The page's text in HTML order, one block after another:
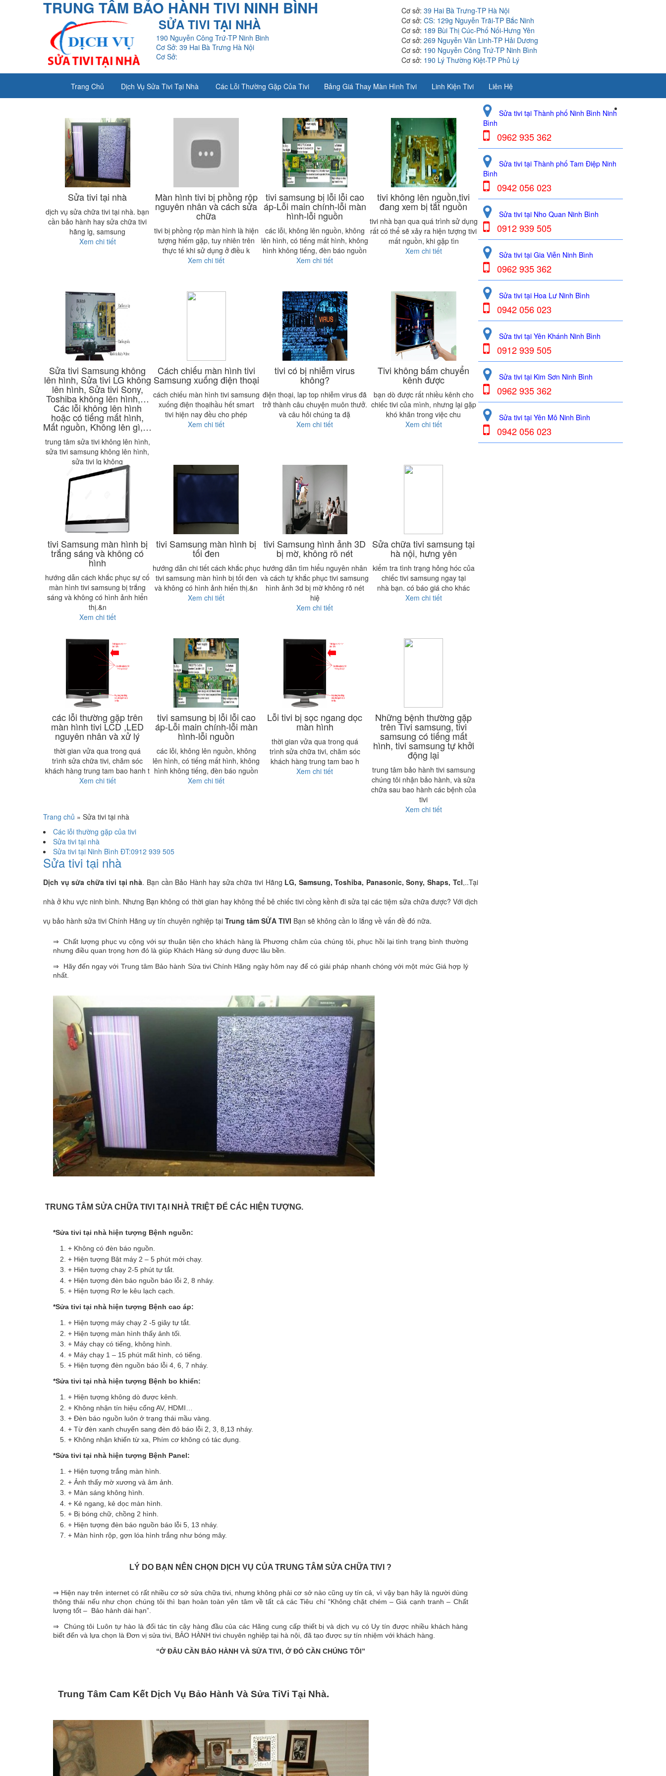
TRUNG TÂM BẢO HÀNH TIVI NINH BÌNH
SỬA TIVI TẠI NHÀ
190 Nguyễn Công Trứ-TP Ninh Binh
Cơ Sở: 39 Hai Bà Trưng Hà Nội
Cơ Sở:
Cơ sở: 39 Hai Bà Trưng-TP Hà Nội
Cơ sở: CS: 129g Nguyễn Trãi-TP Bắc Ninh
Cơ sở: 189 Bùi Thị Cúc-Phố Nối-Hưng Yên
Cơ sở: 269 Nguyễn Văn Linh-TP Hải Dương
Cơ sở: 190 Nguyễn Công Trứ-TP Ninh Bình
Cơ sở: 190 Lý Thường Kiệt-TP Phủ Lý
Trang Chủ Dịch Vụ Sửa Tivi Tại Nhà Các Lỗi Thường Gặp Của Tivi Bảng Giá Thay Màn Hình Tivi Linh Kiện Tivi Liên Hệ
Sửa tivi tại nhà
dịch vụ sửa chữa tivi tại nhà. bạn
cần bảo hành hay sửa chữa tivi
hãng lg, samsung
Xem chi tiết
Màn hình tivi bị phồng rộp
nguyên nhân và cách sửa
chữa
tivi bị phồng rộp màn hình là hiện
tượng hiếm gặp, tuy nhiên trên
thực tế khi sử dụng ở điều k
Xem chi tiết
tivi samsung bị lỗi lỗi cao
áp-Lỗi main chính-lỗi màn
hình-lỗi nguồn
các lỗi, không lên nguồn, không
lên hình, có tiếng mất hình, không
hình không tiếng, đèn báo nguồn
Xem chi tiết
tivi không lên nguồn,tivi
đang xem bị tắt nguồn
tivi nhà bạn qua quá trình sử dụng
rất có thể sẽ xảy ra hiện tượng tivi
mất nguồn, khi gặp tìn
Xem chi tiết
Sửa tivi Samsung không
lên hình, Sửa tivi LG không
lên hình, Sửa tivi Sony,
Toshiba không lên hình,…
Các lỗi không lên hình
hoặc có tiếng mất hình,
Mất nguồn, Không lên gì,…
trung tâm sửa tivi không lên hình,
sửa tivi samsung không lên hình,
sửa tivi lg không
Xem chi tiết
Cách chiếu màn hình tivi
Samsung xuống điện thoại
cách chiếu màn hình tivi samsung
xuống điện thoạihầu hết smart
tivi hiện nay đều cho phép
Xem chi tiết
tivi có bị nhiễm virus
không?
điện thoại, lap top nhiễm virus đã
trở thành câu chuyện muôn thưở.
và câu hỏi chúng ta đặ
Xem chi tiết
Tivi không bấm chuyển
kênh được
bạn dò được rất nhiều kênh cho
chiếc tivi của mình, nhưng lại gặp
khó khăn trong việc chu
Xem chi tiết
tivi Samsung màn hình bị
trắng sáng và không có
hình
hướng dẫn cách khắc phục sự cố
màn hình tivi samsung bị trắng
sáng và không có hình ảnh hiển
thị.&n
Xem chi tiết
tivi Samsung màn hình bị
tối đen
hướng dẫn chi tiết cách khắc phục
tivi samsung màn hình bị tối đen
và không có hình ảnh hiển thị.&n
Xem chi tiết
tivi Samsung hình ảnh 3D
bị mờ, không rõ nét
hướng dẫn tìm hiểu nguyên nhân
và cách tự khắc phục tivi samsung
hình ảnh 3d bị mờ không rõ nét
hiệ
Xem chi tiết
Sửa chữa tivi samsung tại
hà nội, hưng yên
kiểm tra tình trạng hỏng hóc của
chiếc tivi samsung ngay tại
nhà bạn. có báo giá cho khác
Xem chi tiết
các lỗi thường gặp trên
màn hình tivi LCD ,LED
nguyên nhân và xử lý
thời gian vửa qua trong quá
trình sửa chữa tivi, chăm sóc
khách hàng trung tam bao hanh t
Xem chi tiết
tivi samsung bị lỗi lỗi cao
áp-Lỗi main chính-lỗi màn
hình-lỗi nguồn
các lỗi, không lên nguồn, không
lên hình, có tiếng mất hình, không
hình không tiếng, đèn báo nguồn
Xem chi tiết
Lỗi tivi bị sọc ngang dọc
màn hình
thời gian vửa qua trong quá
trình sửa chữa tivi, chăm sóc
khách hàng trung tam bao h
Xem chi tiết
Những bệnh thường gặp
trên Tivi samsung, tivi
samsung có tiếng mất
hình, tivi samsung tự khởi
động lại
trung tâm bảo hành tivi samsung
chúng tôi nhận bảo hành, và sửa
chữa sau bao hành các bệnh của
tivi
Xem chi tiết
Trang chủ » Sửa tivi tại nhà
Các lỗi thường gặp của tivi
Sửa tivi tại nhà
Sửa tivi tại Ninh Bình ĐT:0912 939 505
Sửa tivi tại nhà
Dịch vụ sửa chữa tivi tại nhà. Bạn cần Bảo Hành hay sửa chữa tivi Hãng LG, Samsung, Toshiba, Panasonic, Sony, Shaps, Tcl,..Tại
nhà ở khu vực ninh bình. Nhưng Bạn không có thời gian hay không thể bê chiếc tivi cồng kềnh đi sửa tại các tiệm sửa chữa được? Với dịch
vụ bảo hành sửa tivi Chính Hãng uy tín chuyên nghiệp tại Trung tâm SỬA TIVI Bạn sẽ không cần lo lắng về vấn đề đó nữa.
⇒ Chất lượng phục vụ cộng với sự thuận tiện cho khách hàng là Phương châm của chúng tôi, phục hồi lại tình trạng bình thường
nhưng điều quan trọng hơn đó là giúp Khách Hàng sử dụng được lâu bền.
⇒ Hãy đến ngay với Trung tâm Bảo hành Sửa tivi Chính Hãng ngày hôm nay để có giải pháp nhanh chóng với một mức Giá hợp lý
nhất.
TRUNG TÂM SỬA CHỮA TIVI TẠI NHÀ TRIỆT ĐỂ CÁC HIỆN TƯỢNG.
*Sửa tivi tại nhà hiện tượng Bệnh nguồn:
+ Không có đèn báo nguồn.
+ Hiện tượng Bật máy 2 – 5 phút mới chạy.
+ Hiện tượng chạy 2-5 phút tự tắt.
+ Hiện tượng đèn báo nguồn báo lỗi 2, 8 nháy.
+ Hiện tượng Rơ le kêu lạch cạch.
*Sửa tivi tại nhà hiện tượng Bệnh cao áp:
+ Hiện tượng máy chạy 2 -5 giây tự tắt.
+ Hiện tượng màn hình thấy ảnh tối.
+ Máy chạy có tiếng, không hình.
+ Máy chạy 1 – 15 phút mất hình, có tiếng.
+ Hiện tượng đèn nguồn báo lỗi 4, 6, 7 nháy.
*Sửa tivi tại nhà hiện tượng Bệnh bo khiển:
+ Hiện tượng không dò được kênh.
+ Không nhận tín hiệu cổng AV, HDMI…
+ Đèn báo nguồn luôn ở trạng thái mầu vàng.
+ Từ đèn xanh chuyển sang đèn đỏ báo lỗi 2, 3, 8,13 nháy.
+ Không nhận khiển từ xa, Phím cơ không có tác dụng.
*Sửa tivi tại nhà hiện tượng Bệnh Panel:
+ Hiện tượng trắng màn hình.
+ Ảnh thấy mờ xương và âm ảnh.
+ Màn sáng không hình.
+ Kẻ ngang, kẻ dọc màn hình.
+ Bị bóng chữ, chồng 2 hình.
+ Hiện tượng đèn báo nguồn báo lỗi 5, 13 nháy.
+ Màn hình rộp, gợn lóa hình trắng như bóng mây.
LÝ DO BẠN NÊN CHỌN DỊCH VỤ CỦA TRUNG TÂM SỬA CHỮA TIVI ?
⇒ Hiện nay trên internet có rất nhiều cơ sở sửa chữa tivi, nhưng không phải cơ sở nào cũng uy tín cả, vì vậy bạn hãy là người dùng
thông thái nếu như chọn chúng tôi thì bạn hoàn toàn yên tâm về tất cả các Tiêu chí “Không chặt chém – Giá cạnh tranh – Chất
lượng tốt – Bảo hành dài hạn”.
⇒ Chúng tôi Luôn tự hào là đối tác tin cậy hàng đầu của các Hãng cung cấp thiết bị và dịch vụ có Uy tín được nhiều khách hàng
biết đến và lựa chọn là Đơn vị sửa tivi, BẢO HÀNH tivi chuyên nghiệp tại hà nội, đã tạo được sự tín nhiệm với khách hàng.
“Ở ĐÂU CẦN BẢO HÀNH VÀ SỬA TIVI, Ở ĐÓ CẦN CHÚNG TÔI”
Trung Tâm Cam Kết Dịch Vụ Bảo Hành Và Sửa TiVi Tại Nhà.
Sửa tivi tại Thành phố Ninh Bình Ninh
Bình
0962 935 362
Sửa tivi tại Thành phố Tam Điệp Ninh
Bình
0942 056 023
Sửa tivi tại Nho Quan Ninh Bình
0912 939 505
Sửa tivi tại Gia Viễn Ninh Bình
0962 935 362
Sửa tivi tại Hoa Lư Ninh Bình
0942 056 023
Sửa tivi tại Yên Khánh Ninh Bình
0912 939 505
Sửa tivi tại Kim Sơn Ninh Bình
0962 935 362
Sửa tivi tại Yên Mô Ninh Bình
0942 056 023